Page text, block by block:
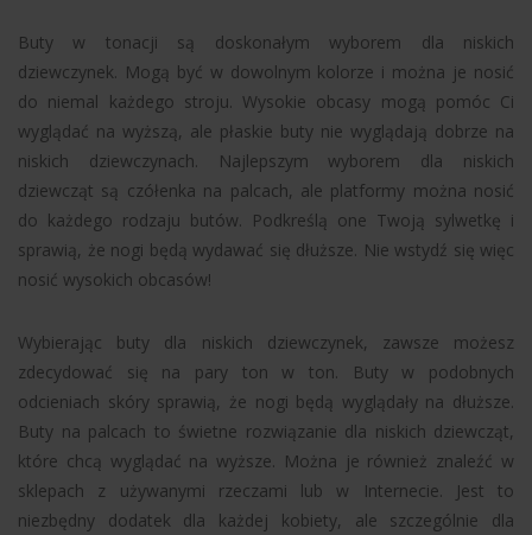
Buty w tonacji są doskonałym wyborem dla niskich
dziewczynek. Mogą być w dowolnym kolorze i można je nosić
do niemal każdego stroju. Wysokie obcasy mogą pomóc Ci
wyglądać na wyższą, ale płaskie buty nie wyglądają dobrze na
niskich dziewczynach. Najlepszym wyborem dla niskich
dziewcząt są czółenka na palcach, ale platformy można nosić
do każdego rodzaju butów. Podkreślą one Twoją sylwetkę i
sprawią, że nogi będą wydawać się dłuższe. Nie wstydź się więc
nosić wysokich obcasów!
Wybierając buty dla niskich dziewczynek, zawsze możesz
zdecydować się na pary ton w ton. Buty w podobnych
odcieniach skóry sprawią, że nogi będą wyglądały na dłuższe.
Buty na palcach to świetne rozwiązanie dla niskich dziewcząt,
które chcą wyglądać na wyższe. Można je również znaleźć w
sklepach z używanymi rzeczami lub w Internecie. Jest to
niezbędny dodatek dla każdej kobiety, ale szczególnie dla